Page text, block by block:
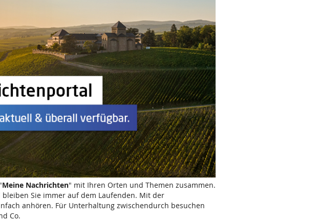
Meine Nachrichten" mit Ihren Orten und Themen zusammen.
Sie immer auf dem Laufenden. Mit der
anhören. Für Unterhaltung zwischendurch besuchen
Co.